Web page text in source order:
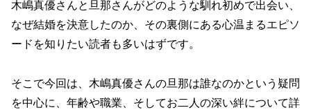
木嶋真優さんと旦那さんがどのような馴れ初めで出会い、
なぜ結婚を決意したのか、その裏側にある心温まるエピソ
ードを知りたい読者も多いはずです。
そこで今回は、木嶋真優さんの旦那は誰なのかという疑問
を中心に、年齢や職業、そしてお二人の深い絆について詳